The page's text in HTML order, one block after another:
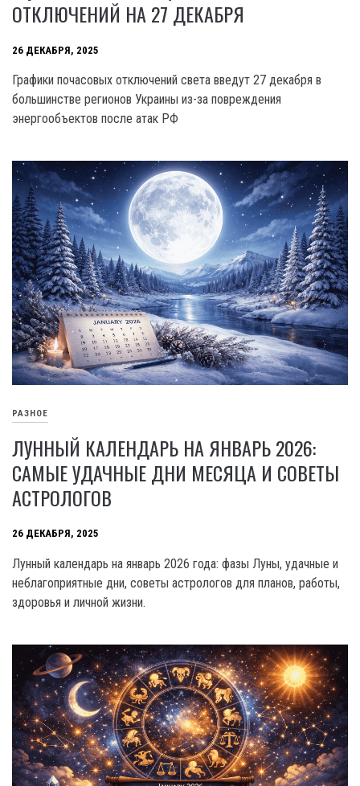
ОТКЛЮЧЕНИЙ НА 27 ДЕКАБРЯ
26 ДЕКАБРЯ, 2025
Графики почасовых отключений света введут 27 декабря в
большинстве регионов Украины из-за повреждения
энергообъектов после атак РФ
РАЗНОЕ
ЛУННЫЙ КАЛЕНДАРЬ НА ЯНВАРЬ 2026:
САМЫЕ УДАЧНЫЕ ДНИ МЕСЯЦА И СОВЕТЫ
АСТРОЛОГОВ
26 ДЕКАБРЯ, 2025
Лунный календарь на январь 2026 года: фазы Луны, удачные и
неблагоприятные дни, советы астрологов для планов, работы,
здоровья и личной жизни.